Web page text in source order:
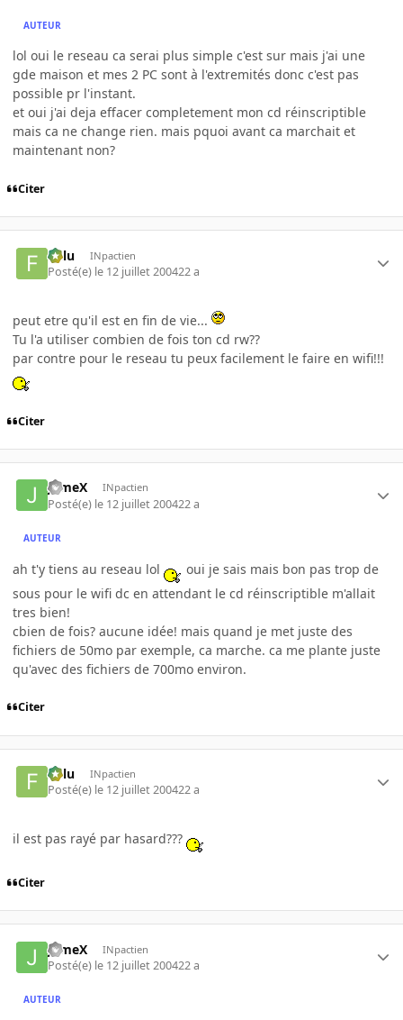
AUTEUR
lol oui le reseau ca serai plus simple c'est sur mais j'ai une
gde maison et mes 2 PC sont à l'extremités donc c'est pas
possible pr l'instant.
et oui j'ai deja effacer completement mon cd réinscriptible
mais ca ne change rien. mais pquoi avant ca marchait et
maintenant non?
Citer
Fulu INpactien
Posté(e) le 12 juillet 200422 a
peut etre qu'il est en fin de vie...
Tu l'a utiliser combien de fois ton cd rw??
par contre pour le reseau tu peux facilement le faire en wifi!!!
Citer
JameX INpactien
Posté(e) le 12 juillet 200422 a
AUTEUR
ah t'y tiens au reseau lol
oui je sais mais bon pas trop de
sous pour le wifi dc en attendant le cd réinscriptible m'allait
tres bien!
cbien de fois? aucune idée! mais quand je met juste des
fichiers de 50mo par exemple, ca marche. ca me plante juste
qu'avec des fichiers de 700mo environ.
Citer
Fulu INpactien
Posté(e) le 12 juillet 200422 a
il est pas rayé par hasard???
Citer
JameX INpactien
Posté(e) le 12 juillet 200422 a
AUTEUR